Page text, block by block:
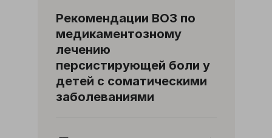
Рекомендации ВОЗ по
медикаментозному
лечению
персистирующей боли у
детей с соматическими
заболеваниями